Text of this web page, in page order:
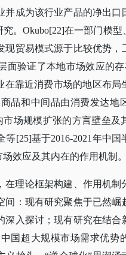
成为该行业产品的净出口
。Okubo[22]在一部门模型
贸易模式源于比较优势，
面验证了本地市场效应的
靠近消费市场的地区布局
品和中间品由消费发达地
场规模扩张的方言壁垒及
[25]基于2016-2021年中国
效应及其内在的作用机制。
理论框架构建、作用机制
：现有研究聚焦于已然崛
入探讨；现有研究在结合
国超大规模市场需求优势